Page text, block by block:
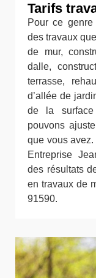
Tarifs
Pour ce
des travaux
de mur,
dalle,
terrasse,
d’allée de
de la
pouvons
que vous
Entreprise
des résultats
en travaux de
91590.